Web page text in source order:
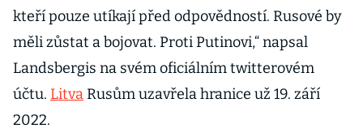
kteří pouze utíkají před odpovědností. Rusové by
měli zůstat a bojovat. Proti Putinovi,“ napsal
Landsbergis na svém oficiálním twitterovém
účtu. LitvaRusům uzavřela hranice už 19. září
2022.